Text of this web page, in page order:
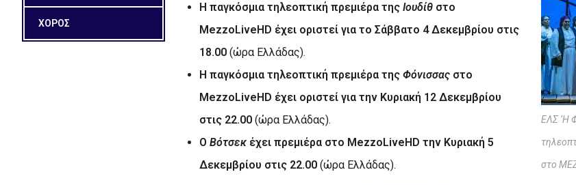
ΧΟΡΟΣ
ΕΛΣ ‘Η
στο
Η παγκόσμια τηλεοπτική πρεμιέρα τηςΙουδίθ στο
Mezzo Live HD έχει οριστεί για το Σάββατο 4 Δεκεμβρίου στις
18.00(ώρα Ελλάδας).
Η παγκόσμια τηλεοπτική πρεμιέρα τηςΦόνισσας στο
Mezzo Live HD έχει οριστεί για την Κυριακή 12 Δεκεμβρίου
στις 22.00(ώρα Ελλάδας).
ΟΒότσεκ έχει πρεμιέρα στο Mezzo Live HD την Κυριακή 5
Δεκεμβρίου στις 22.00(ώρα Ελλάδας).